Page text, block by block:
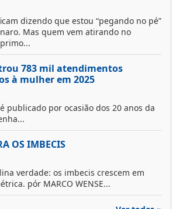
dizendo que estou “pegando no pé”
Mas quem vem atirando no
783 mil atendimentos
à mulher em 2025
publicado por ocasião dos 20 anos da
OS IMBECIS
verdade: os imbecis crescem em
pór MARCO WENSE...